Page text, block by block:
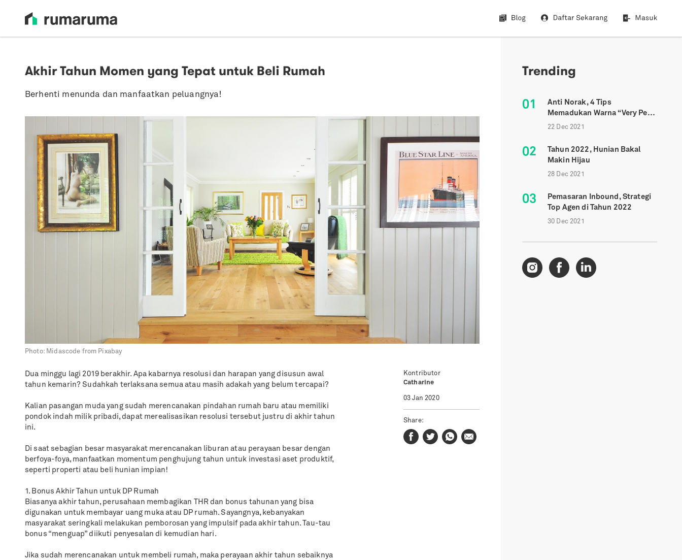
Akhir Tahun Momen yang Tepat untuk Beli Rumah
Berhenti menunda dan manfaatkan peluangnya!
Photo: Midascode from Pixabay
Dua minggu lagi 2019 berakhir. Apa kabarnya resolusi dan harapan yang disusun awal
tahun kemarin? Sudahkah terlaksana semua atau masih adakah yang belum tercapai?
Kalian pasangan muda yang sudah merencanakan pindahan rumah baru atau memiliki
pondok indah milik pribadi, dapat merealisasikan resolusi tersebut justru di akhir tahun
ini.
Di saat sebagian besar masyarakat merencanakan liburan atau perayaan besar dengan
berfoya-foya, manfaatkan momentum penghujung tahun untuk investasi aset produktif,
seperti properti atau beli hunian impian!
1. Bonus Akhir Tahun untuk DP Rumah
Biasanya akhir tahun, perusahaan membagikan THR dan bonus tahunan yang bisa
digunakan untuk membayar uang muka atau DP rumah. Sayangnya, kebanyakan
masyarakat seringkali melakukan pemborosan yang impulsif pada akhir tahun. Tau-tau
bonus “menguap” diikuti penyesalan di kemudian hari.
Jika sudah merencanakan untuk membeli rumah, maka perayaan akhir tahun sebaiknya
Kontributor
Catharine
03 Jan 2020
Share:
Trending
01
Anti Norak, 4 Tips
Memadukan Warna “Very Peri”
Ke Dalam Hunian
22 Dec 2021
02
Tahun 2022, Hunian Bakal
Makin Hijau
28 Dec 2021
03
Pemasaran Inbound, Strategi
Top Agen di Tahun 2022
30 Dec 2021